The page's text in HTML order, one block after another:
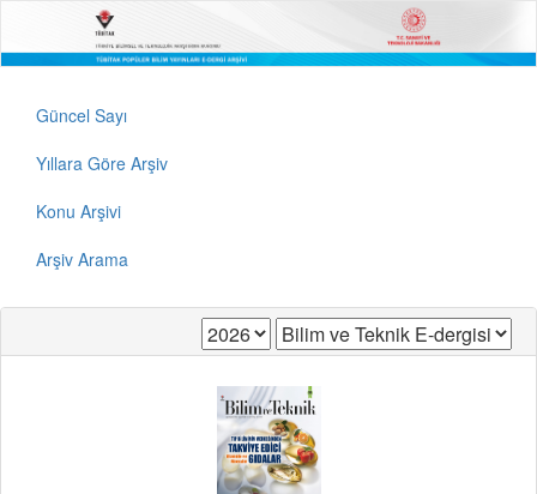
Güncel Sayı
Yıllara Göre Arşiv
Konu Arşivi
Arşiv Arama